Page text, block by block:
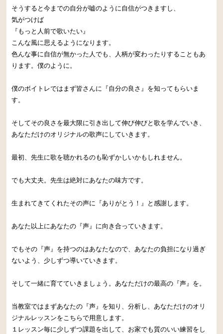
そうすると今までの自分が嘘のように自信がつきますし、
気がつけば
『もっと人前で歌いたい』
こんな風に思えるようになります。
色んな事に自信が無かった人でも、人柄が変わったりすることもあ
ります。僕のように。
僕のボイトレではまず皆さんに『自分の良さ』を知ってもらいま
す。
そしてその良さを最大限に引き出して伸び伸びと歌を学んでいき、
あなただけのオリジナルの歌声にしていきます。
最初、先生に歌を聴かれるのも恥ずかしいかもしれません。
でも大丈夫。先生は絶対にあなたの味方です。
生まれてきてくれたその声に『ありがとう！』と感謝します。
あなた以上にあなたの『声』に向き合っていきます。
でもその『声』を持つのはあなたなので、あなたの負担になり過ぎ
ないよう、少しずつ導いていきます。
そして一緒に育てていきましょう。あなただけの最高の『声』を。
当教室ではまずあなたの『声』を知り、分析し、あなただけのオリ
ジナルレッスンをこちらで用意します。
１レッスン毎に少しずつ課題を出して、お家でも質のいい練習をし